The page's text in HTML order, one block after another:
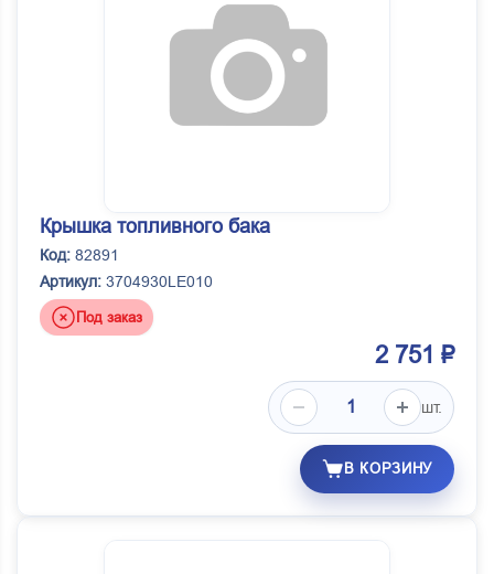
Крышка топливного бака
Код: 82891
Артикул: 3704930LE010
Под заказ
2 751 ₽
шт.
В КОРЗИНУ